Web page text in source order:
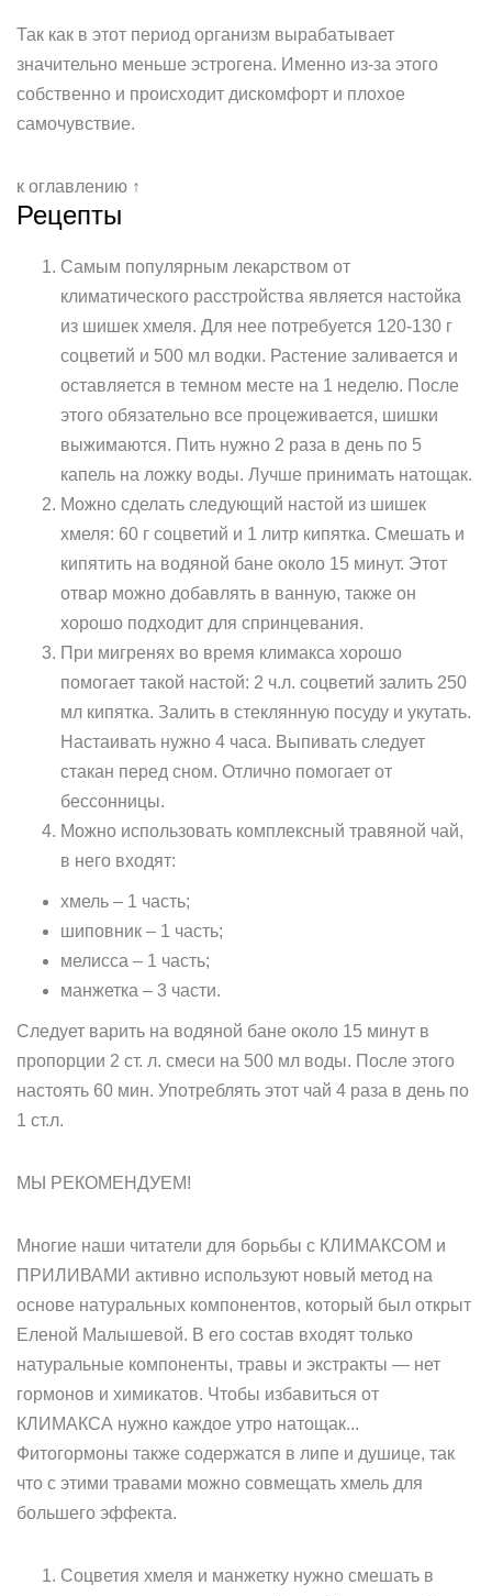
Так как в этот период организм вырабатывает
значительно меньше эстрогена. Именно из-за этого
собственно и происходит дискомфорт и плохое
самочувствие.
к оглавлению ↑
Рецепты
Самым популярным лекарством от
климатического расстройства является настойка
из шишек хмеля. Для нее потребуется 120-130 г
соцветий и 500 мл водки. Растение заливается и
оставляется в темном месте на 1 неделю. После
этого обязательно все процеживается, шишки
выжимаются. Пить нужно 2 раза в день по 5
капель на ложку воды. Лучше принимать натощак.
Можно сделать следующий настой из шишек
хмеля: 60 г соцветий и 1 литр кипятка. Смешать и
кипятить на водяной бане около 15 минут. Этот
отвар можно добавлять в ванную, также он
хорошо подходит для спринцевания.
При мигренях во время климакса хорошо
помогает такой настой: 2 ч.л. соцветий залить 250
мл кипятка. Залить в стеклянную посуду и укутать.
Настаивать нужно 4 часа. Выпивать следует
стакан перед сном. Отлично помогает от
бессонницы.
Можно использовать комплексный травяной чай,
в него входят:
хмель – 1 часть;
шиповник – 1 часть;
мелисса – 1 часть;
манжетка – 3 части.
Следует варить на водяной бане около 15 минут в
пропорции 2 ст. л. смеси на 500 мл воды. После этого
настоять 60 мин. Употреблять этот чай 4 раза в день по
1 ст.л.
МЫ РЕКОМЕНДУЕМ!
Многие наши читатели для борьбы с КЛИМАКСОМ и
ПРИЛИВАМИ активно используют новый метод на
основе натуральных компонентов, который был открыт
Еленой Малышевой. В его состав входят только
натуральные компоненты, травы и экстракты — нет
гормонов и химикатов. Чтобы избавиться от
КЛИМАКСА нужно каждое утро натощак...
Фитогормоны также содержатся в липе и душице, так
что с этими травами можно совмещать хмель для
большего эффекта.
Соцветия хмеля и манжетку нужно смешать в